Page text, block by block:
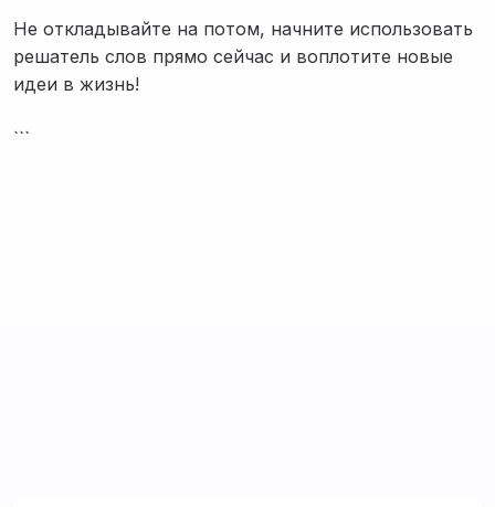
Не откладывайте на потом, начните использовать
решатель слов прямо сейчас и воплотите новые
идеи в жизнь!
```